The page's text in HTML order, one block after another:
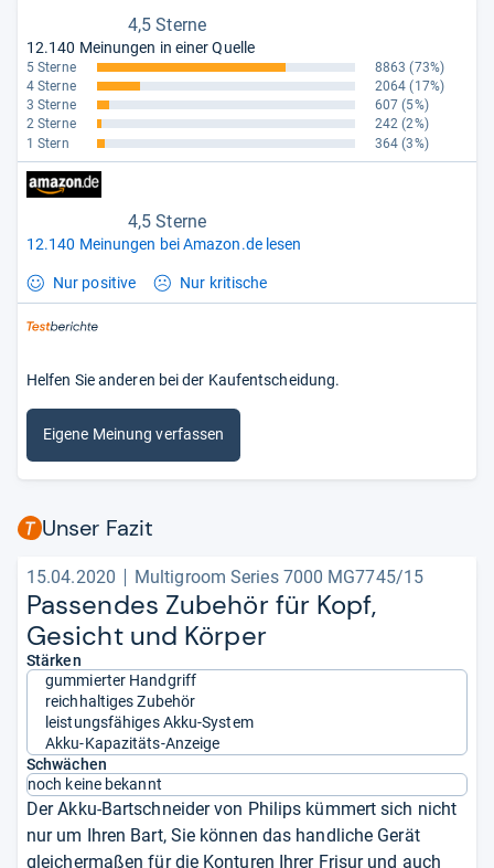
4,5 Sterne
12.140 Meinungen in einer Quelle
5 Sterne 8863 (73%)
4 Sterne
2064 (17%)
3 Sterne
607 (5%)
2 Sterne
242 (2%)
1 Stern
364 (3%)
4,5 Sterne
12.140 Meinungen bei Amazon.de lesen
Nur positive Nur kritische
Helfen Sie anderen bei der Kaufentscheidung.
Eigene Meinung verfassen
Unser Fazit
15.04.2020 Multigroom Series 7000 MG7745/15
Pas­sen­des Zube­hör für Kopf,
Gesicht und Kör­per
Stärken
gummierter Handgriff
reichhaltiges Zubehör
leistungsfähiges Akku-System
Akku-Kapazitäts-Anzeige
Schwächen
noch keine bekannt
Der Akku-Bartschneider von Philips kümmert sich nicht
nur um Ihren Bart, Sie können das handliche Gerät
gleichermaßen für die Konturen Ihrer Frisur und auch